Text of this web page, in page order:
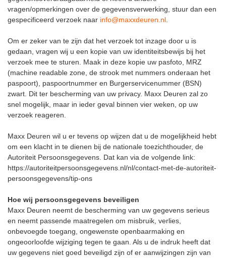
vragen/opmerkingen over de gegevensverwerking, stuur dan een
gespecificeerd verzoek naar info@maxxdeuren.nl
Om er zeker van te zijn dat het verzoek tot inzage door u is
gedaan, vragen wij u een kopie van uw identiteitsbewijs bij het
verzoek mee te sturen. Maak in deze kopie uw pasfoto, MRZ
(machine readable zone, de strook met nummers onderaan het
paspoort), paspoortnummer en Burgerservicenummer (BSN)
zwart. Dit ter bescherming van uw privacy. Maxx Deuren zal zo
snel mogelijk, maar in ieder geval binnen vier weken, op uw
verzoek reageren.
Maxx Deuren wil u er tevens op wijzen dat u de mogelijkheid hebt
om een klacht in te dienen bij de nationale toezichthouder, de
Autoriteit Persoonsgegevens. Dat kan via de volgende link:
https://autoriteitpersoonsgegevens.nl/nl/contact-met-de-autoriteit-
persoonsgegevens/tip-ons
Hoe wij persoonsgegevens beveiligen
Maxx Deuren neemt de bescherming van uw gegevens serieus
en neemt passende maatregelen om misbruik, verlies,
onbevoegde toegang, ongewenste openbaarmaking en
ongeoorloofde wijziging tegen te gaan. Als u de indruk heeft dat
uw gegevens niet goed beveiligd zijn of er aanwijzingen zijn van